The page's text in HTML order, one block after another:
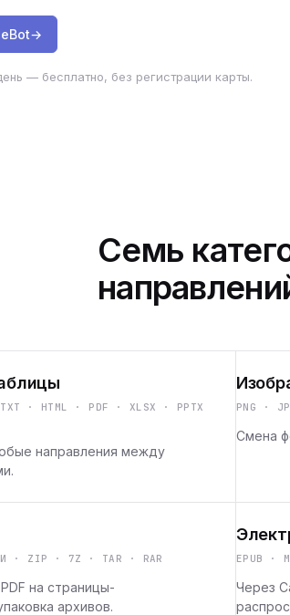
→
— бесплатно, без регистрации карты.
Семь
· HTML · PDF · XLSX · PPTX
направления между
PNG ·
Смена
· ZIP · 7Z · TAR · RAR
на страницы-
архивов.
EPUB ·
Через